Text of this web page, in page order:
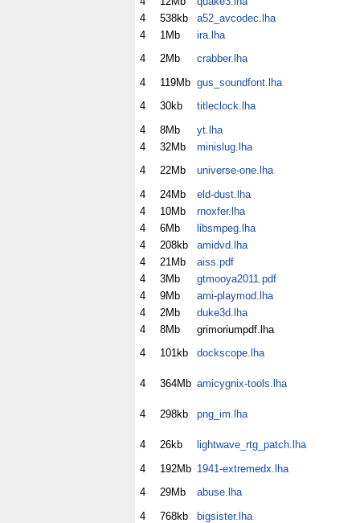
4
538kb
a52_avcodec.lha
4
1Mb
ira.lha
4
2Mb
crabber.lha
4
119Mb gus_soundfont.lha
4
30kb
titleclock.lha
4
8Mb
yt.lha
4
32Mb
minislug.lha
4
22Mb
universe-one.lha
4
24Mb
eld-dust.lha
4
10Mb
rnoxfer.lha
4
6Mb
libsmpeg.lha
4
208kb
amidvd.lha
4
21Mb
aiss.pdf
4
3Mb
gtmooya2011.pdf
4
9Mb
ami-playmod.lha
4
2Mb
duke3d.lha
4
8Mb
grimoriumpdf.lha
4
101kb dockscope.lha
4 364Mb amicygnix-tools.lha
4 298kb png_im.lha
4 26kb
lightwave_rtg_patch.lha
4
192Mb 1941-extremedx.lha
4
29Mb
abuse.lha
4
768kb
bigsister.lha